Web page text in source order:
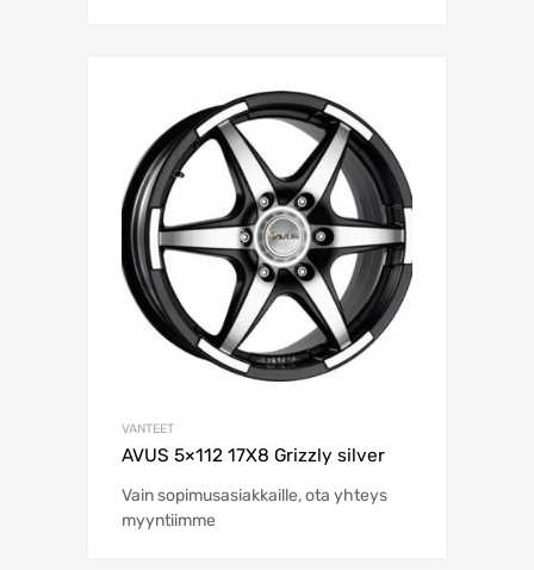
VANTEET
AVUS 5×112 17X8 Grizzly silver
Vain sopimusasiakkaille, ota yhteys
myyntiimme